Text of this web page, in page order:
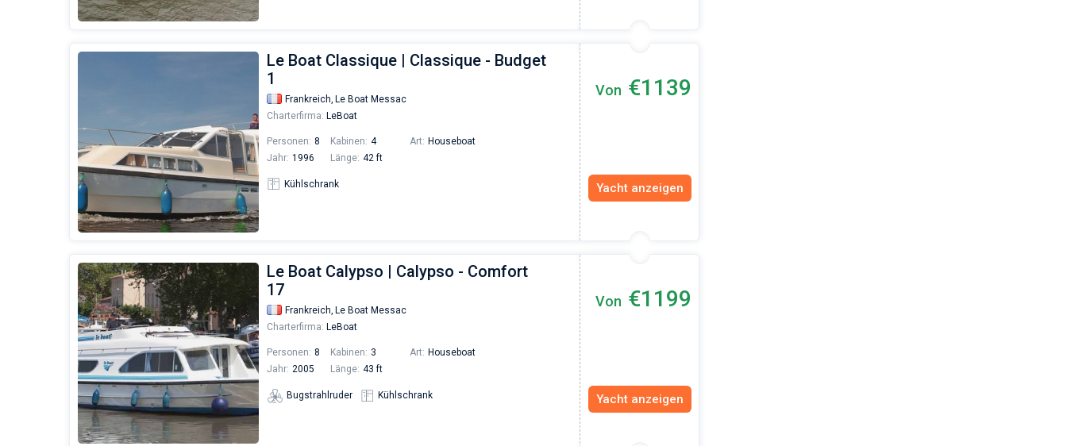
Le Boat Classique | Classique - Budget
1
Frankreich, Le Boat Messac
Charterfirma: LeBoat
Personen: 8 Kabinen: 4 Art: Houseboat
Jahr: 1996 Länge: 42 ft
Kühlschrank
Von €1139
Yacht anzeigen
Le Boat Calypso | Calypso - Comfort
17
Frankreich, Le Boat Messac
Charterfirma: LeBoat
Personen: 8 Kabinen: 3 Art: Houseboat
Jahr: 2005 Länge: 43 ft
Bugstrahlruder Kühlschrank
Von €1199
Yacht anzeigen